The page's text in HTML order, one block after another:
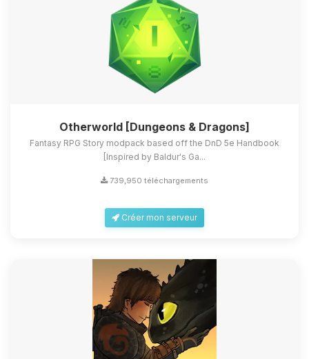
Otherworld [Dungeons & Dragons]
Fantasy RPG Story modpack based off the DnD 5e Handbook
[Inspired by Baldur's Ga...
739,950 téléchargements
Créer mon serveur